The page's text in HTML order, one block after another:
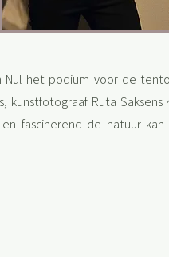
het podium voor de
Ruta
fascinerend de natuur